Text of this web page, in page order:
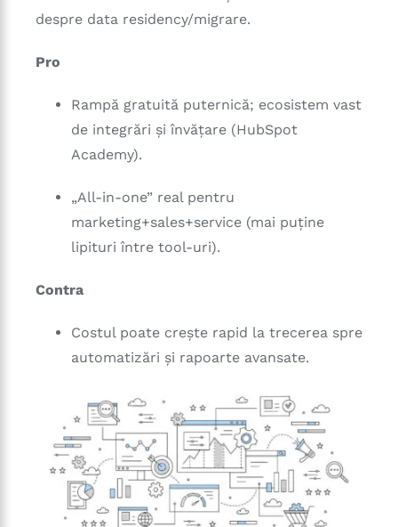
despre data residency/migrare.
Pro
Rampă gratuită puternică; ecosistem vast
de integrări și învățare (HubSpot
Academy).
„All-in-one” real pentru
marketing+sales+service (mai puține
lipituri între tool-uri).
Contra
Costul poate crește rapid la trecerea spre
automatizări și rapoarte avansate.